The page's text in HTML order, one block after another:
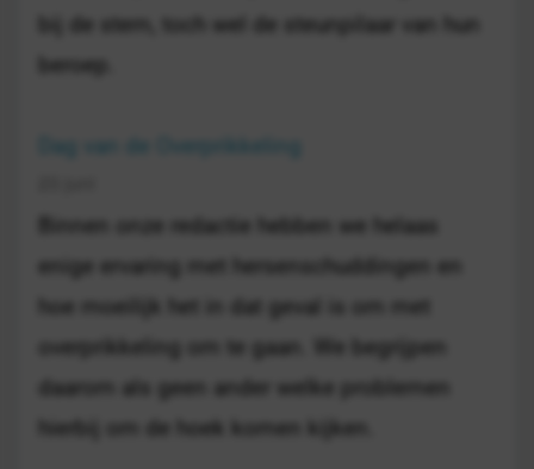
bij de stem, toch wel de steunpilaar van hun
beroep.
Dag van de Overprikkeling
Binnen onze redactie hebben we helaas
enige ervaring met hersenschuddingen en
hoe moeilijk het in dat geval is om met
overprikkeling om te gaan. We begrijpen
daarom als geen ander welke problemen
hierbij om de hoek komen kijken.